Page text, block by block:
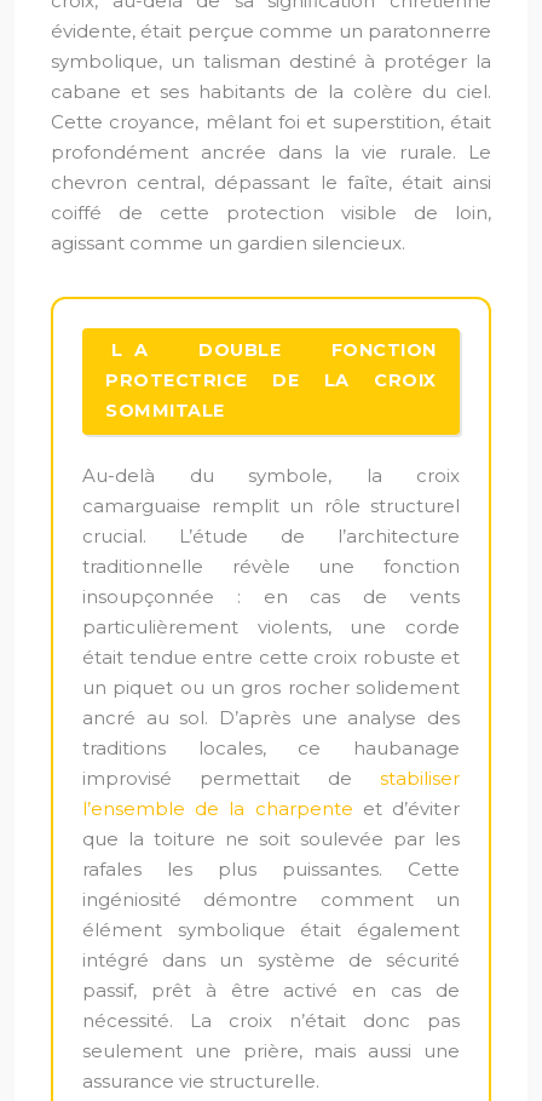
évidente, était perçue comme un paratonnerre
symbolique, un talisman destiné à protéger la
cabane et ses habitants de la colère du ciel.
Cette croyance, mêlant foi et superstition, était
profondément ancrée dans la vie rurale. Le
chevron central, dépassant le faîte, était ainsi
coiffé de cette protection visible de loin,
agissant comme un gardien silencieux.
LA DOUBLE FONCTION
PROTECTRICE DE LA CROIX
SOMMITALE
Au-delà du symbole, la croix
camarguaise remplit un rôle structurel
crucial. L’étude de l’architecture
traditionnelle révèle une fonction
insoupçonnée : en cas de vents
particulièrement violents, une corde
était tendue entre cette croix robuste et
un piquet ou un gros rocher solidement
ancré au sol. D’après une analyse des
traditions locales, ce haubanage
improvisé permettait de stabiliser
l’ensemble de la charpente et d’éviter
que la toiture ne soit soulevée par les
rafales les plus puissantes. Cette
ingéniosité démontre comment un
élément symbolique était également
intégré dans un système de sécurité
passif, prêt à être activé en cas de
nécessité. La croix n’était donc pas
seulement une prière, mais aussi une
assurance vie structurelle.